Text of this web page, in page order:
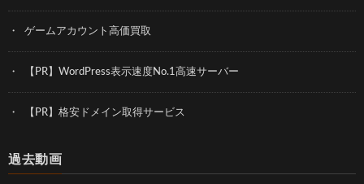
ゲームアカウント高価買取
【PR】WordPress表示速度No.1高速サーバー
【PR】格安ドメイン取得サービス
過去動画